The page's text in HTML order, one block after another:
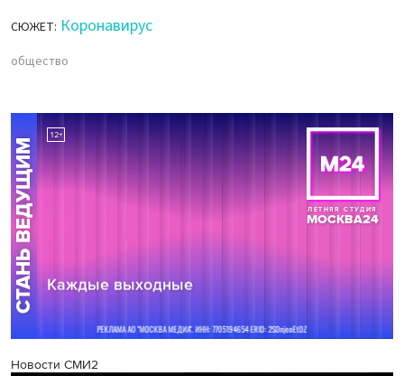
СЮЖЕТ: Коронавирус
общество
Новости СМИ2